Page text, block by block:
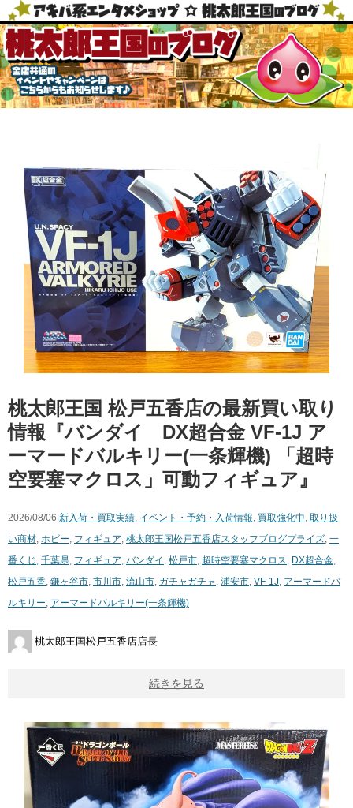
桃太郎王国 松戸五香店の最新買い取り
情報『バンダイ DX超合金 ​VF-1J ​ア
ーマードバルキリー(一条輝機) ​「超時
空要塞マクロス」可動フィギュア』
2026/08/06| 新入荷・買取実績, イベント・予約・入荷情報, 買取強化中, 取り扱
い商材, ホビー, フィギュア, 桃太郎王国松戸五香店スタッフブログプライズ, 一
番くじ , 千葉県, フィギュア, バンダイ , 松戸市, 超時空要塞マクロス, DX超合金,
松戸五香, 鎌ヶ谷市, 市川市, 流山市, ガチャガチャ , 浦安市, VF-1J, アーマードバ
ルキリー, アーマードバルキリー(一条輝機)
桃太郎王国松戸五香店店長
続きを見る